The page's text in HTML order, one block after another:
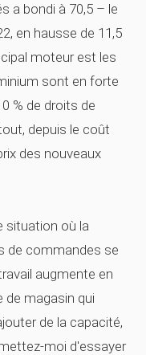
a bondi à 70,5 – le
en hausse de 11,5
moteur est les
sont en forte
% de droits de
depuis le coût
des nouveaux
situation où la
de commandes se
augmente en
de magasin qui
de la capacité,
moi d'essayer